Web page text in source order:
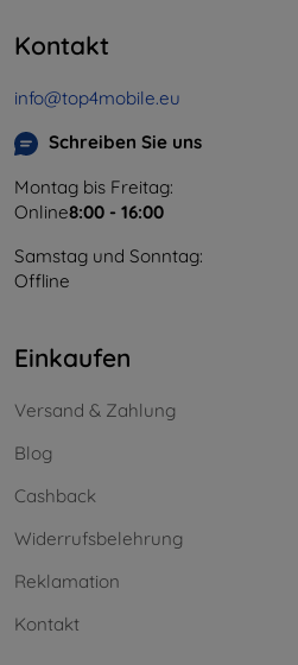
Kontakt
info@top4mobile.eu
Schreiben Sie uns
Montag bis Freitag:
Online8:00 - 16:00
Samstag und Sonntag:
Offline
Einkaufen
Versand & Zahlung
Blog
Cashback
Widerrufsbelehrung
Reklamation
Kontakt